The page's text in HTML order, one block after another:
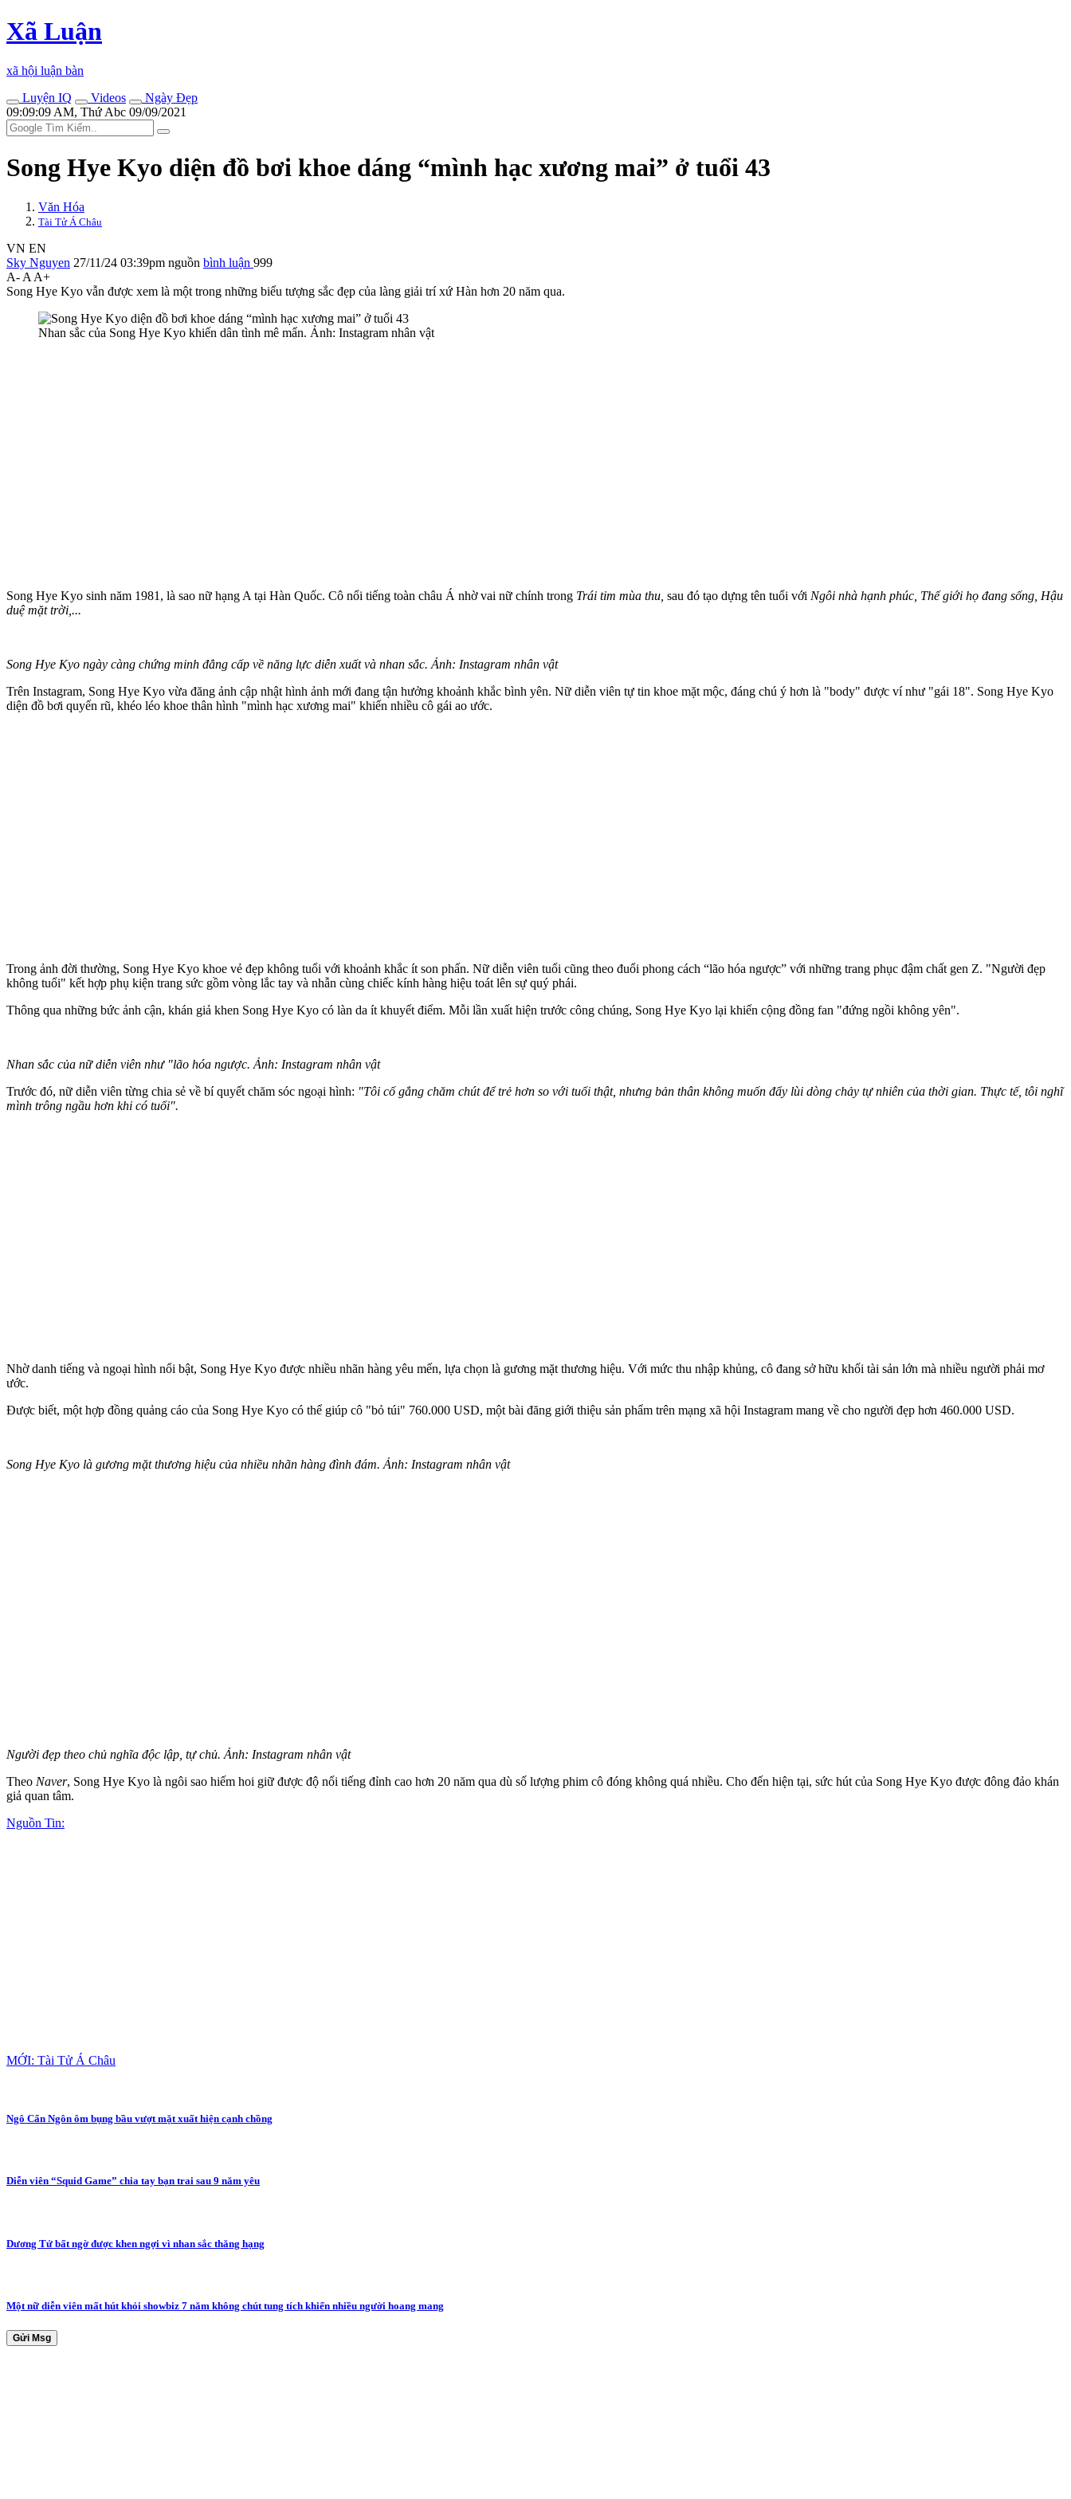
Xã Luận
xã hội luận bàn
Luyện IQ
Videos
Ngày Đẹp
09:09:09 AM, Thứ Abc 09/09/2021
Song Hye Kyo diện đồ bơi khoe dáng “mình hạc xương mai” ở tuổi 43
Văn Hóa
Tài Tử Á Châu
VN EN
Sky Nguyen 27/11/24 03:39pm nguồn bình luận 999
A- A A+
Song Hye Kyo vẫn được xem là một trong những biểu tượng sắc đẹp của làng giải trí xứ Hàn hơn 20 năm qua.
Nhan sắc của Song Hye Kyo khiến dân tình mê mẩn. Ảnh: Instagram nhân vật
Song Hye Kyo sinh năm 1981, là sao nữ hạng A tại Hàn Quốc. Cô nổi tiếng toàn châu Á nhờ vai nữ chính trong Trái tim mùa thu, sau đó tạo dựng tên tuổi với Ngôi nhà hạnh phúc, Thế giới họ đang sống, Hậu
duệ mặt trời,...
Song Hye Kyo ngày càng chứng minh đẳng cấp về năng lực diễn xuất và nhan sắc. Ảnh: Instagram nhân vật
Trên Instagram, Song Hye Kyo vừa đăng ảnh cập nhật hình ảnh mới đang tận hưởng khoảnh khắc bình yên. Nữ diễn viên tự tin khoe mặt mộc, đáng chú ý hơn là "body" được ví như "gái 18". Song Hye Kyo
diện đồ bơi quyến rũ, khéo léo khoe thâ‌n hìn‌h "mình hạc xương mai" khiến nhiều cô gái ao ước.
Trong ảnh đời thường, Song Hye Kyo khoe vẻ đẹp không tuổi với khoảnh khắc ít son phấn. Nữ diễn viên tuổi cũng theo đuổi phong cách “lão hóa ngược” với những trang phục đậm chất gen Z. "Người đẹp
không tuổi" kết hợp phụ kiện trang sức gồm vòng lắc tay và nhẫn cùng chiếc kính hàng hiệu toát lên sự quý phái.
Thông qua những bức ảnh cận, khán giả khen Song Hye Kyo có làn da ít khuyết điểm. Mỗi lần xuất hiện trước công chúng, Song Hye Kyo lại khiến cộng đồng fan "đứng ngồi không yên".
Nhan sắc của nữ diễn viên như "lão hóa ngược. Ảnh: Instagram nhân vật
Trước đó, nữ diễn viên từng chia sẻ về bí quyết chăm sóc ngoại hình: "Tôi cố gắng chăm chút để trẻ hơn so với tuổi thật, nhưng bản thân không muốn đẩy lùi dòng chảy tự nhiên của thời gian. Thực tế, tôi nghĩ
mình trông ngầu hơn khi có tuổi".
Nhờ danh tiếng và ngoại hình nổi bật, Song Hye Kyo được nhiều nhãn hàng yêu mến, lựa chọn là gương mặt thương hiệu. Với mức thu nhập khủng, cô đang sở hữu khối tài sản lớn mà nhiều người phải mơ
ước.
Được biết, một hợp đồng quảng cáo của Song Hye Kyo có thể giúp cô "bỏ túi" 760.000 USD, một bài đăng giới thiệu sản phẩm trên mạng xã hội Instagram mang về cho người đẹp hơn 460.000 USD.
Song Hye Kyo là gương mặt thương hiệu của nhiều nhãn hàng đình đám. Ảnh: Instagram nhân vật
Người đẹp theo chủ nghĩa độc lập, tự chủ. Ảnh: Instagram nhân vật
Theo Naver, Song Hye Kyo là ngôi sao hiếm hoi giữ được độ nổi tiếng đỉnh cao hơn 20 năm qua dù số lượng phim cô đóng không quá nhiều. Cho đến hiện tại, sức hút của Song Hye Kyo được đông đảo khán
giả quan tâm.
Nguồn Tin:
MỚI: Tài Tử Á Châu
Ngô Cẩn Ngôn ôm bụng bầu vượt mặt xuất hiện cạnh chồng
Diễn viên “Squid Game” chia tay bạn trai sau 9 năm yêu
Dương Tử bất ngờ được khen ngợi vì nhan sắc thăng hạng
Một nữ diễn viên mất hút khỏi showbiz 7 năm không chút tung tích khiến nhiều người hoang mang
Gửi Msg